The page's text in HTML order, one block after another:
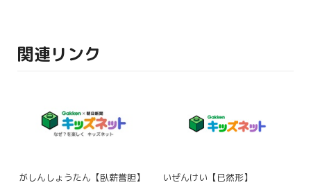
関連リンク
がしんしょうたん【臥薪嘗胆】 いぜんけい【已然形】